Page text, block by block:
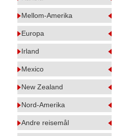
Mellom-Amerika
Europa
Irland
Mexico
New Zealand
Nord-Amerika
Andre reisemål